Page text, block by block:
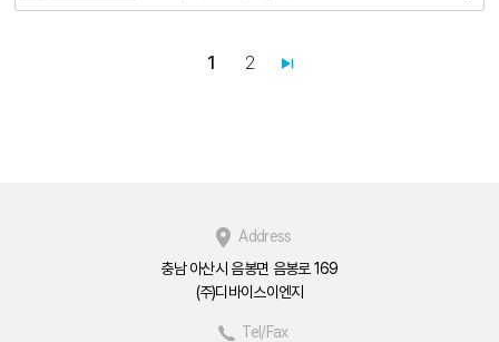
1 2
Address
충남 아산시 음봉면 음봉로 169
(주)디바이스이엔지
Tel/Fax